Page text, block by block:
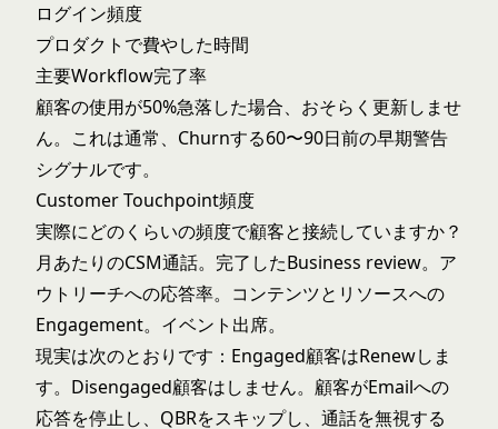
ログイン頻度
プロダクトで費やした時間
主要Workflow完了率
顧客の使用が50%急落した場合、おそらく更新しませ
ん。これは通常、Churnする60〜90日前の早期警告
シグナルです。
Customer Touchpoint頻度
実際にどのくらいの頻度で顧客と接続していますか？
月あたりのCSM通話。完了したBusiness review。ア
ウトリーチへの応答率。コンテンツとリソースへの
Engagement。イベント出席。
現実は次のとおりです：Engaged顧客はRenewしま
す。Disengaged顧客はしません。顧客がEmailへの
応答を停止し、QBRをスキップし、通話を無視する